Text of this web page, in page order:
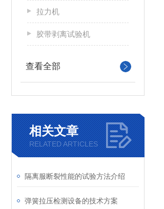
拉力机
胶带剥离试验机
查看全部
相关文章
RELATED ARTICLES
隔离服断裂性能的试验方法介绍
弹簧拉压检测设备的技术方案